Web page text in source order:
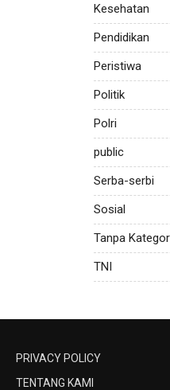
Kesehatan
Pendidikan
Peristiwa
Politik
Polri
public
Serba-serbi
Sosial
Tanpa
TNI
PRIVACY POLICY
TENTANG KAMI